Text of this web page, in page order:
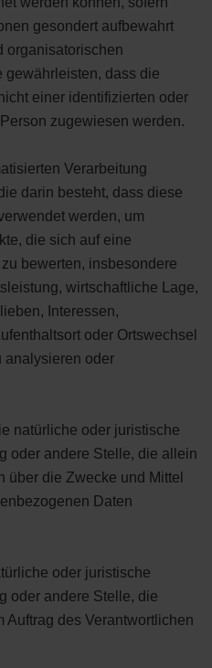
gesondert aufbewahrt
organisatorischen
gewährleisten, dass die
einer identifizierten oder
zugewiesen werden.
Verarbeitung
darin besteht, dass diese
werden, um
die sich auf eine
bewerten, insbesondere
wirtschaftliche Lage,
Interessen,
oder Ortswechsel
analysieren oder
natürliche oder juristische
oder andere Stelle, die allein
über die Zwecke und Mittel
Daten
oder juristische
oder andere Stelle, die
Auftrag des Verantwortlichen